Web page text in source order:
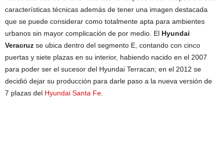
características técnicas además de tener una imagen destacada
que se puede considerar como totalmente apta para ambientes
urbanos sin mayor complicación de por medio. El Hyundai
Veracruz se ubica dentro del segmento E, contando con cinco
puertas y siete plazas en su interior, habiendo nacido en el 2007
para poder ser el sucesor del Hyundai Terracan; en el 2012 se
decidió dejar su producción para darle paso a la nueva versión de
7 plazas del Hyundai Santa Fe